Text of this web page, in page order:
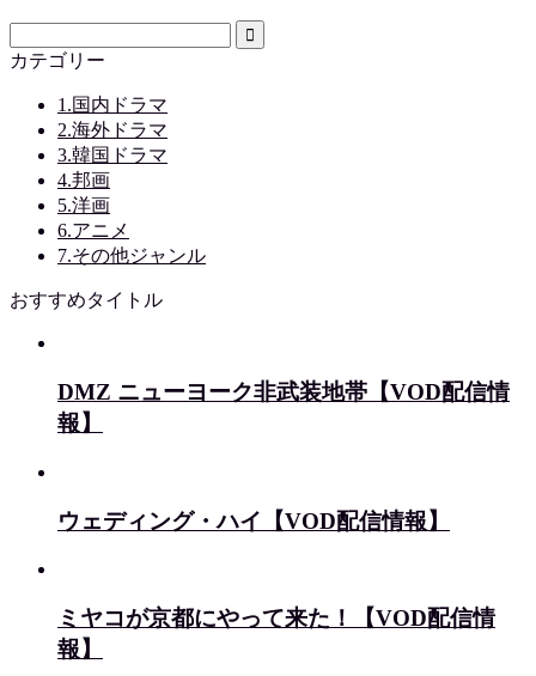
カテゴリー
1.国内ドラマ
2.海外ドラマ
3.韓国ドラマ
4.邦画
5.洋画
6.アニメ
7.その他ジャンル
おすすめタイトル
DMZ ニューヨーク非武装地帯【VOD配信情
報】
ウェディング・ハイ【VOD配信情報】
ミヤコが京都にやって来た！【VOD配信情
報】